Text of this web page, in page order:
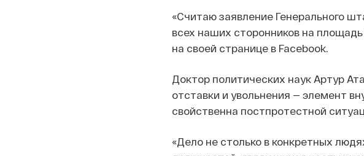
«Считаю заявление Генерального
всех наших сторонников на
на своей странице в Facebook.
Доктор политических наук Артур
отставки и увольнения — элемент
свойственна постпротестной
«Дело не столько в конкретных